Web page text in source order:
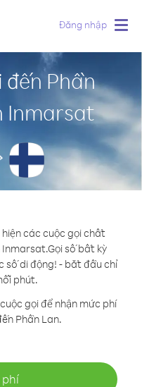
Đăng nhập
Phần
Inmarsat
các cuộc gọi chất
Inmarsat.Gọi số bất kỳ
số di động! - bắt đầu chỉ
phút.
gọi để nhận mức phí
Phần Lan.
phí